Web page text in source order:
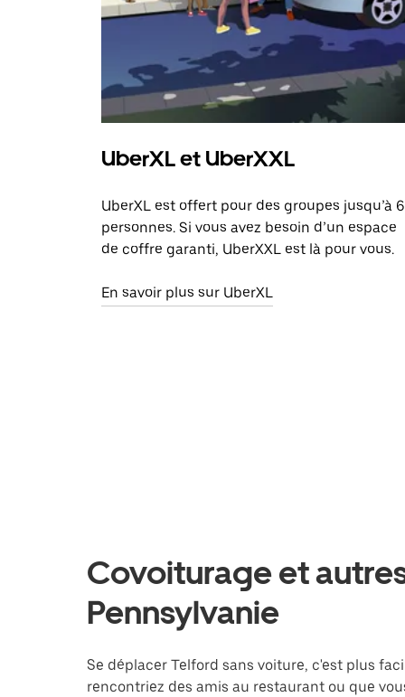
UberXL et UberXXL
UberXL est offert pour des groupes jusqu’à 6
personnes. Si vous avez besoin d’un espace
de coffre garanti, UberXXL est là pour vous.
En savoir plus sur UberXL
Covoiturage et
Pennsylvanie
Se déplacer Telford sans voiture, c'est plus
rencontriez des amis au restaurant ou que